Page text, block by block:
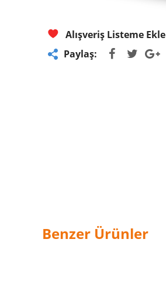
Alışveriş Listeme Ekle
Paylaş:
Benzer Ürünler